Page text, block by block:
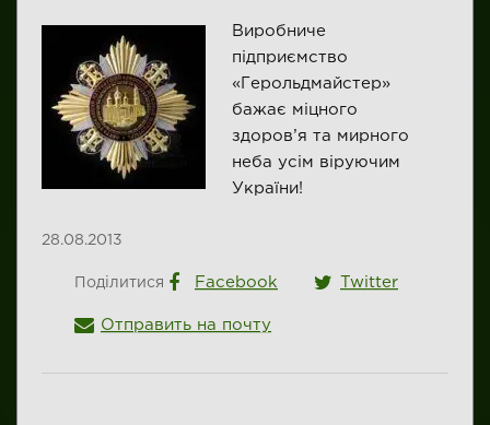
Виробниче
підприємство
«Герольдмайстер»
бажає міцного
здоров’я та мирного
неба усім віруючим
України!
28.08.2013
Поділитися Facebook Twitter
Отправить на почту